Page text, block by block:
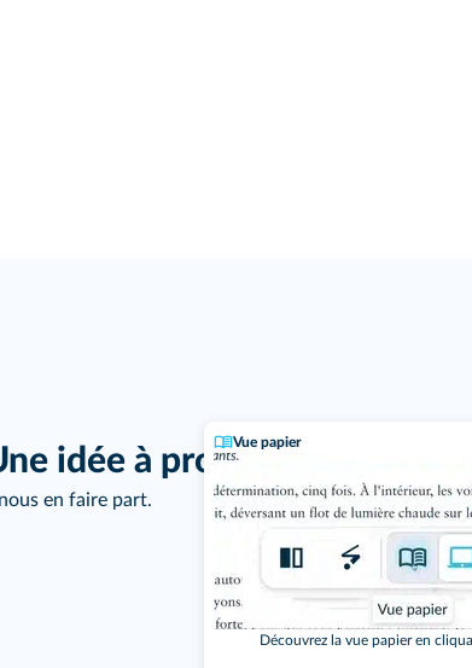
Vue papier
Découvrez la vue papier en
idée à proposer ?
en faire part.